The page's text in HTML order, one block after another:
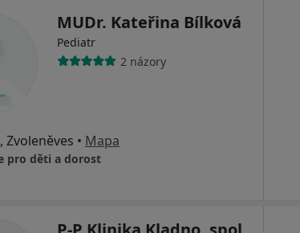
MUDr. Kateřina Bílková
Pediatr
2 názory
Zvoleněves • Mapa
pro děti a dorost